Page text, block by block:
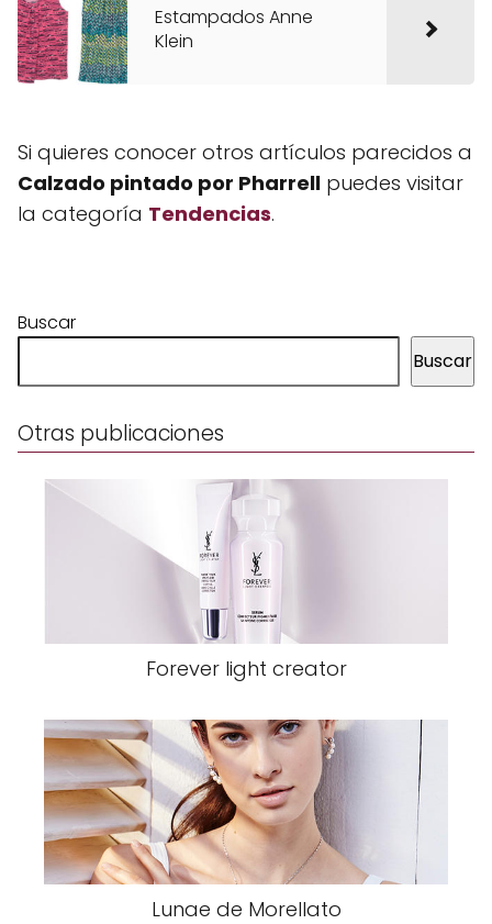
Estampados Anne
Klein
Si quieres conocer otros artículos parecidos a
Calzado pintado por Pharrell puedes visitar
la categoría Tendencias.
Buscar
Buscar
Otras publicaciones
Forever light creator
Lunae de Morellato